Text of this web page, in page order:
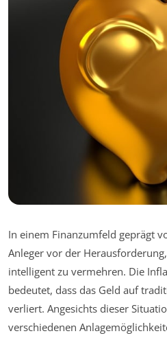
In einem Finanzumfeld geprägt
Anleger vor der
intelligent zu vermehren. Die
bedeutet, dass das Geld auf
verliert. Angesichts dieser
verschiedenen